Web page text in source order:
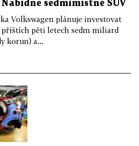
sedmimístné SUV
Volkswagen plánuje investovat
příštích pěti letech sedm miliard
korun) a...